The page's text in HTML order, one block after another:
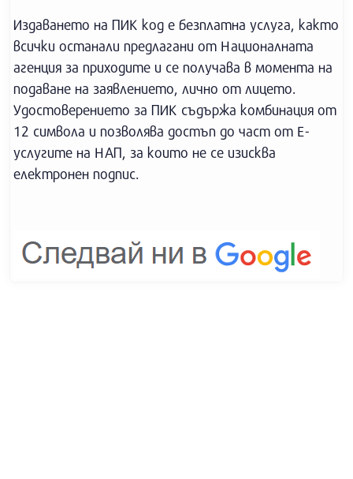
Издаването на ПИК код е безплатна услуга, както
всички останали предлагани от Националната
агенция за приходите и се получава в момента на
подаване на заявлението, лично от лицето.
Удостоверението за ПИК съдържа комбинация от
12 символа и позволява достъп до част от E-
услугите на НАП, за които не се изисква
електронен подпис.